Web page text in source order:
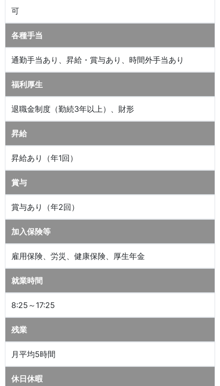
可
各種手当
通勤手当あり、昇給・賞与あり、時間外手当あり
福利厚生
退職金制度（勤続3年以上）、財形
昇給
昇給あり（年1回）
賞与
賞与あり（年2回）
加入保険等
雇用保険、労災、健康保険、厚生年金
就業時間
8:25～17:25
残業
月平均5時間
休日休暇